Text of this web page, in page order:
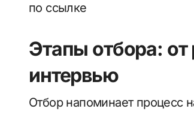
по ссылке
Этапы отбора: от
интервью
Отбор напоминает процесс